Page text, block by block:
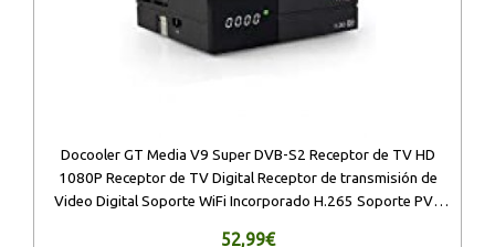
Docooler GT Media V9 Super DVB-S2 Receptor de TV HD
1080P Receptor de TV Digital Receptor de transmisión de
Video Digital Soporte WiFi Incorporado H.265 Soporte PVR
52,99€